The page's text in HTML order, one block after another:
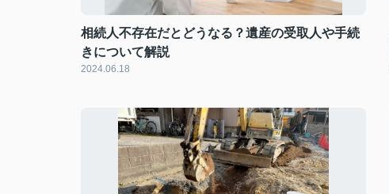
相続人不存在だとどうなる？遺産の受取人や手続
きについて解説
2024.06.18